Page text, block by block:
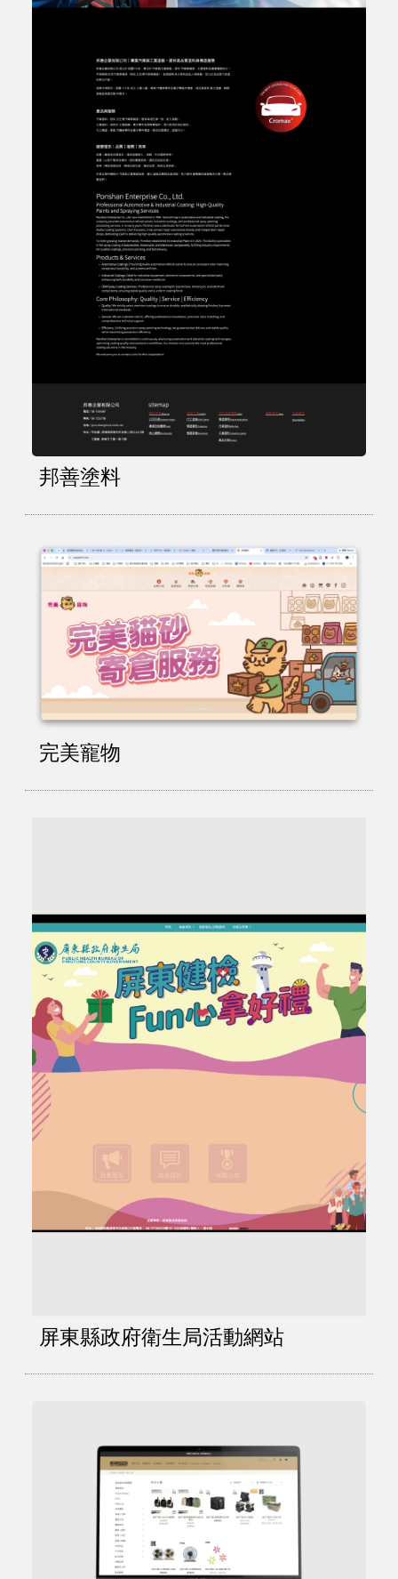
邦善塗料
完美寵物
屏東縣政府衛生局活動網站